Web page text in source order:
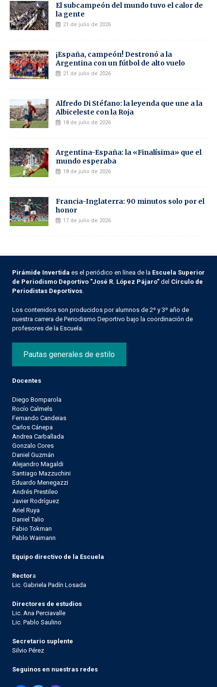
El subcampeón del mundo tuvo el calor de
la gente
21 de julio de 2026
¡España, campeón! Destronó a la
Argentina con un fútbol de alto vuelo
21 de julio de 2026
Alfredo Di Stéfano: la leyenda que une a la
Albiceleste con la Roja
18 de julio de 2026
Argentina-España: la «Finalísima» que el
mundo esperaba
18 de julio de 2026
Francia-Inglaterra: 90 minutos solo por el
honor
17 de julio de 2026
Pirámide Invertida es el periódico en línea de la Escuela Superior
de Periodismo Deportivo "José R. López Pájaro" del Círculo de
Periodistas Deportivos
Los contenidos son producidos por alumnos de 2º y 3º año de
nuestra carrera de Periodismo Deportivo bajo la coordinación de
profesores de la Escuela.
Pautas generales de estilo
Docentes
Diego Bomparola
Rocío Calmels
Fernando Candeias
Carlos Cánepa
Andrea Carballada
Gonzalo Cores
Daniel Guzmán
Alejandro Magaldi
Santiago Mazzuchini
Eduardo Menegazzi
Andrés Prestileo
Javier Rodríguez
Ariel Ruya
Daniel Talio
Fabio Tokman
Pablo Waimann
Equipo directivo de la Escuela
Rectora
Lic. Gabriela Padín Losada
Directores de estudios
Lic. Ana Perciavalle
Lic. Pablo Saulino
Secretario suplente
Silvio Pérez
Seguinos en nuestras redes